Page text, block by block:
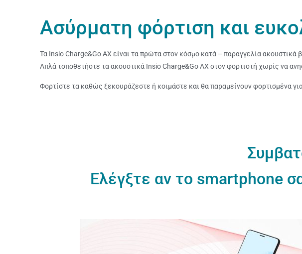
Ασύρματη φόρτιση και
Τα Insio Charge&Go AX είναι τα πρώτα στον κόσμο κατά – παραγγελία
Απλά τοποθετήστε τα ακουστικά Insio Charge&Go AX στον φορτιστή χωρίς να
Φορτίστε τα καθώς ξεκουράζεστε ή κοιμάστε και θα παραμείνουν φορτισμένα
Ελέγξτε αν το smartphone